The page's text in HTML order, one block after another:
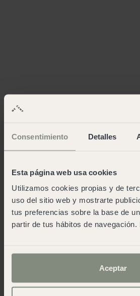
Consentimiento Detalles
Esta página web usa cookies
Utilizamos cookies propias y de
uso del sitio web y mostrarte
tus preferencias sobre la base de
partir de tus hábitos de navegación.
Aceptar